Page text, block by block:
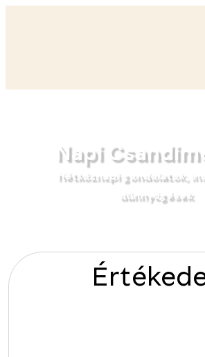
Napi
Hétköznapi gondolatok,
dünnyögések